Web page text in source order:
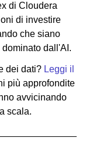
di Cloudera
di investire
che siano
dall'AI.
dei dati? Leggi il
più approfondite
avvicinando
scala.